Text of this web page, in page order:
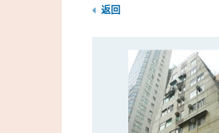
返回